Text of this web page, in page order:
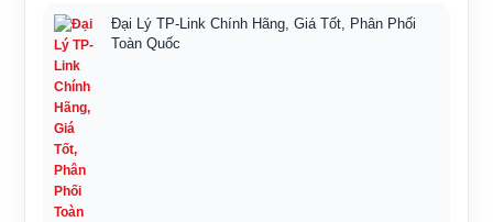
Đại Lý TP-Link Chính Hãng, Giá Tốt, Phân Phối
Toàn Quốc